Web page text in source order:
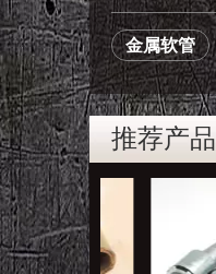
金属软管
推荐产品